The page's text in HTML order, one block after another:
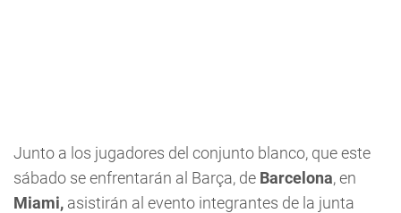
Junto a los jugadores del conjunto blanco, que este
sábado se enfrentarán al Barça, de Barcelona, en
Miami, asistirán al evento integrantes de la junta